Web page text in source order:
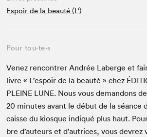
Espoir de la beauté (L')
Pour tou⋅te⋅s
Venez ren­con­tr­er Andrée Laberge et
livre « L’e­spoir de la beauté » chez
PLEINE LUNE. Nous vous deman­dons
20 min­utes avant le début de la séance
caisse du kiosque indiqué plus haut.
bre d’auteurs et d’autrices, vous